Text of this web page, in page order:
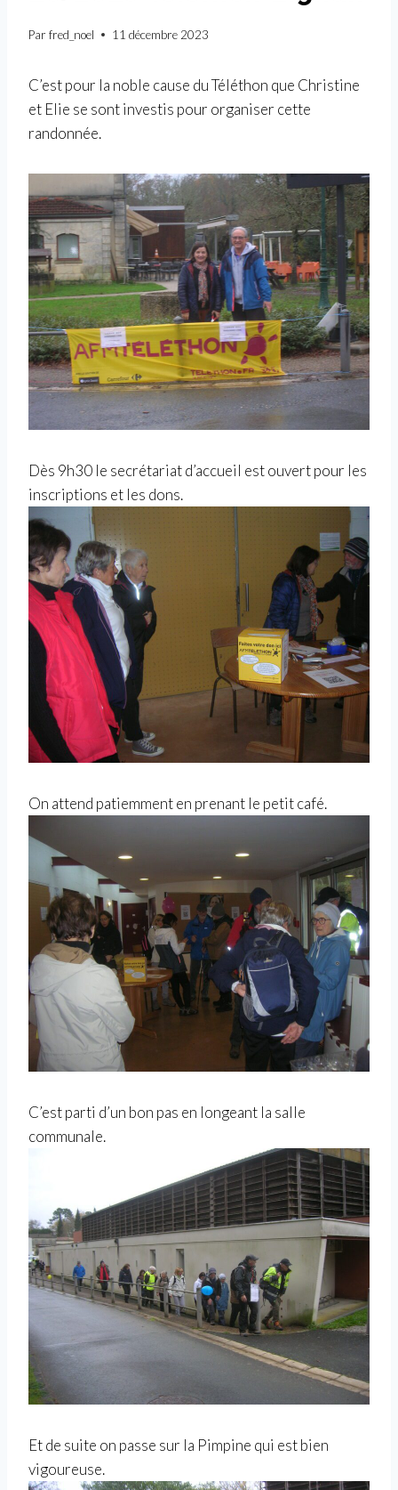
Par fred_noel 11 décembre 2023
C’est pour la noble cause du Téléthon que Christine
et Elie se sont investis pour organiser cette
randonnée.
Dès 9h30 le secrétariat d’accueil est ouvert pour les
inscriptions et les dons.
On attend patiemment en prenant le petit café.
C’est parti d’un bon pas en longeant la salle
communale.
Et de suite on passe sur la Pimpine qui est bien
vigoureuse.